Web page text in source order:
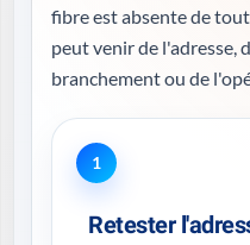
fibre est absente de toute la
peut venir de l'adresse,
branchement ou de
1
Retester